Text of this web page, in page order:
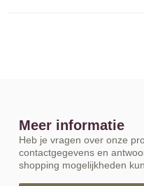
Meer informatie
Heb je vragen over onze
contactgegevens en
shopping mogelijkheden